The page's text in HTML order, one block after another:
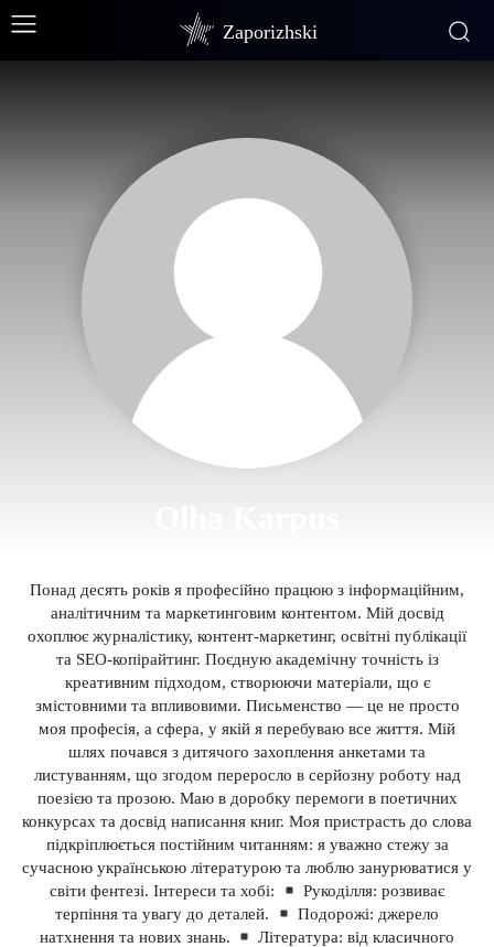
Zaporizhski
Понад десять років я професійно працюю з інформаційним,
аналітичним та маркетинговим контентом. Мій досвід
охоплює журналістику, контент-маркетинг, освітні публікації
та SEO-копірайтинг. Поєдную академічну точність із
креативним підходом, створюючи матеріали, що є
змістовними та впливовими. Письменство — це не просто
моя професія, а сфера, у якій я перебуваю все життя. Мій
шлях почався з дитячого захоплення анкетами та
листуванням, що згодом переросло в серйозну роботу над
поезією та прозою. Маю в доробку перемоги в поетичних
конкурсах та досвід написання книг. Моя пристрасть до слова
підкріплюється постійним читанням: я уважно стежу за
сучасною українською літературою та люблю занурюватися у
світи фентезі. Інтереси та хобі:
Рукоділля: розвиває
терпіння та увагу до деталей.
Подорожі: джерело
натхнення та нових знань.
Література: від класичного